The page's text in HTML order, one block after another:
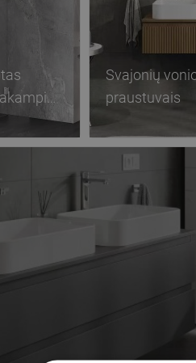
Svajonių
praustuvais